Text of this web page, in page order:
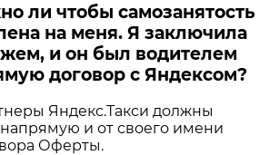
ли чтобы самозанятость
на меня. Я заключила
и он был водителем
договор с Яндексом?
Яндекс.Такси должны
и от своего имени
Оферты.